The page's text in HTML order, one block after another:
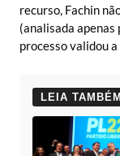
recurso, Fachin
(analisada
processo validou a
LEIA TAMBÉM